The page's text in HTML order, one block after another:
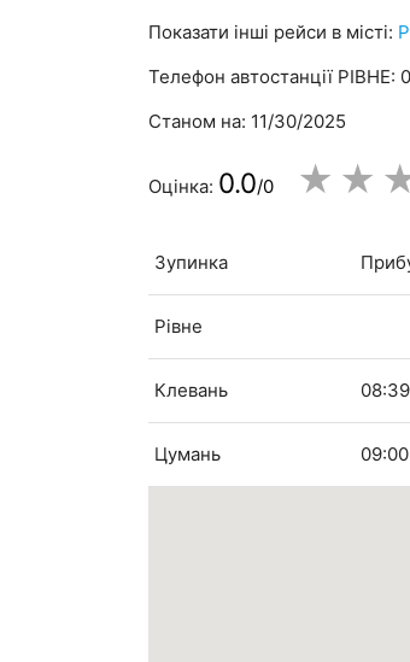
Показати інші рейси в місті:
Телефон автостанції
Станом на: 11/30/2025
Оцінка: 0.0/0 ★ ★
Зупинка
Рівне
Клевань 08:39
Цумань 09:00